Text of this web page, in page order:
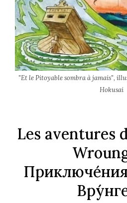
"Et le Pitoyable sombra à jamais",
Hokusai
Les aventures